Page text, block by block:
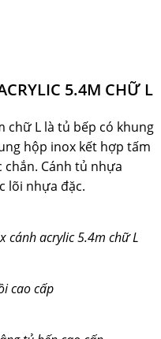
5.4M CHỮ L
chữ L là tủ bếp có khung
hộp inox kết hợp tấm
chắn. Cánh tủ nhựa
lõi nhựa đặc.
cánh acrylic 5.4m chữ L
cao cấp